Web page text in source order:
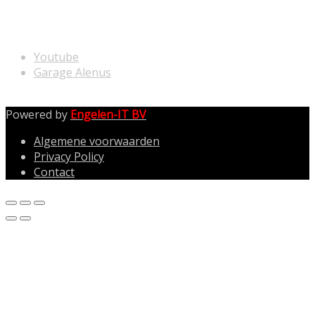
Youtube
Garage Alenus
Powered by Engelen-IT BV
Algemene voorwaarden
Privacy Policy
Contact